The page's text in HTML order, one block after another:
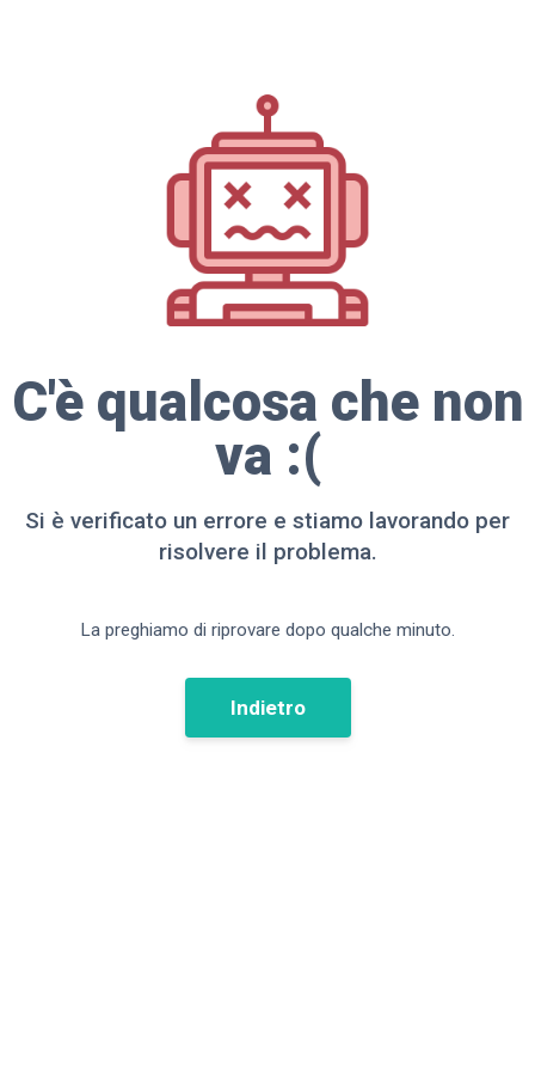
C'è qualcosa che non
va :(
Si è verificato un errore e stiamo lavorando per
risolvere il problema.
La preghiamo di riprovare dopo qualche minuto.
Indietro